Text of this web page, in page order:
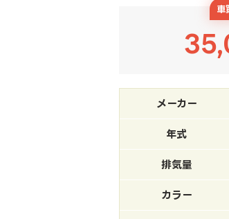
車
メーカー
年式
排気量
カラー